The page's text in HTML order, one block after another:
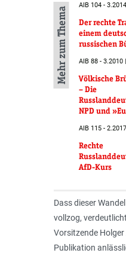
Mehr zum Thema
AIB 104 -
Der rechte
einem
russischen
AIB 88 - 3.2010
Völkische
– Die
NPD und
AIB 115 -
Rechte
AfD-Kurs
Dass dieser
vollzog,
Vorsitzende
Publikation